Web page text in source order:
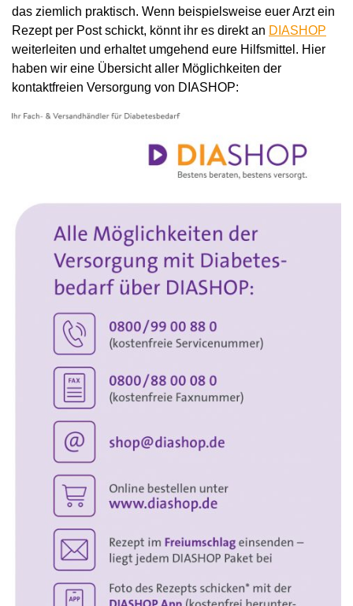
das ziemlich praktisch. Wenn beispielsweise euer Arzt ein
Rezept per Post schickt, könnt ihr es direkt an DIASHOP
weiterleiten und erhaltet umgehend eure Hilfsmittel. Hier
haben wir eine Übersicht aller Möglichkeiten der
kontaktfreien Versorgung von DIASHOP: